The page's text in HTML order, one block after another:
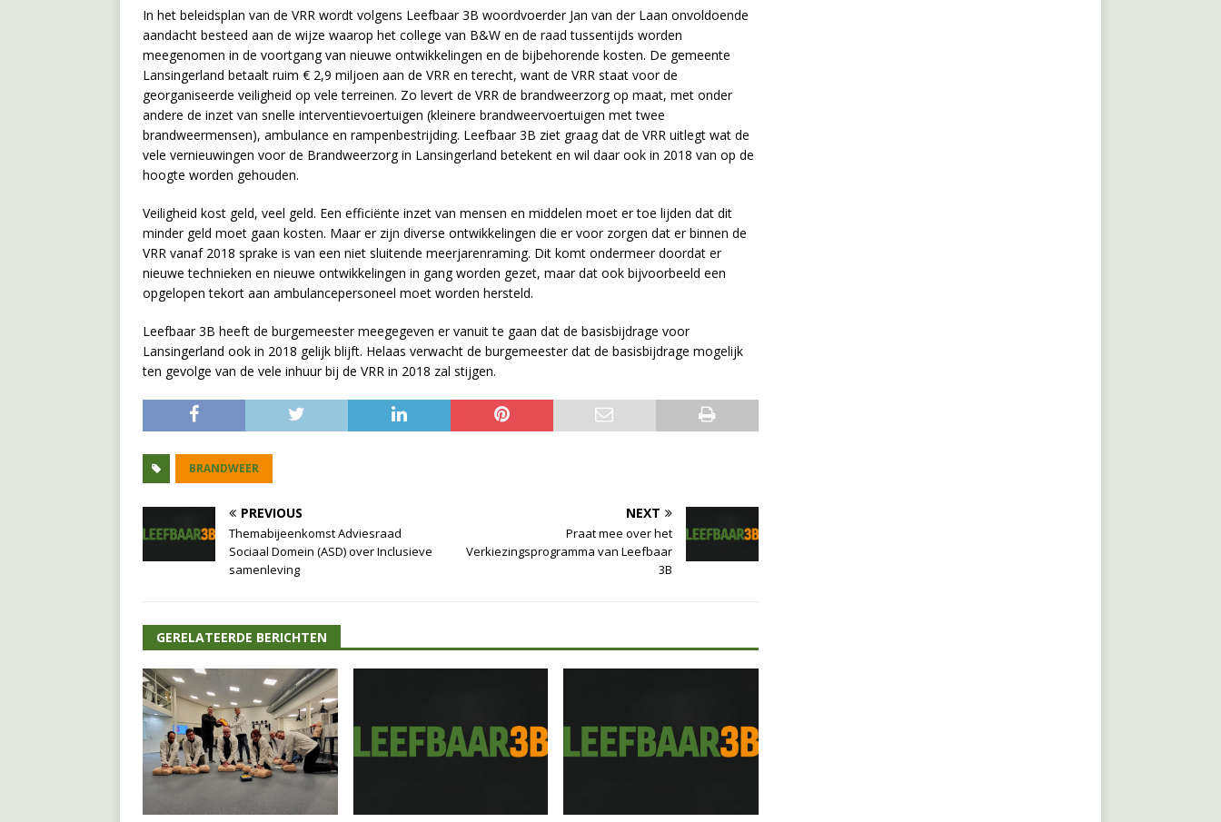
In het beleidsplan van de VRR wordt volgens Leefbaar 3B woordvoerder Jan van der Laan onvoldoende
aandacht besteed aan de wijze waarop het college van B&W en de raad tussentijds worden
meegenomen in de voortgang van nieuwe ontwikkelingen en de bijbehorende kosten. De gemeente
Lansingerland betaalt ruim € 2,9 miljoen aan de VRR en terecht, want de VRR staat voor de
georganiseerde veiligheid op vele terreinen. Zo levert de VRR de brandweerzorg op maat, met onder
andere de inzet van snelle interventievoertuigen (kleinere brandweervoertuigen met twee
brandweermensen), ambulance en rampenbestrijding. Leefbaar 3B ziet graag dat de VRR uitlegt wat de
vele vernieuwingen voor de Brandweerzorg in Lansingerland betekent en wil daar ook in 2018 van op de
hoogte worden gehouden.
Veiligheid kost geld, veel geld. Een efficiënte inzet van mensen en middelen moet er toe lijden dat dit
minder geld moet gaan kosten. Maar er zijn diverse ontwikkelingen die er voor zorgen dat er binnen de
VRR vanaf 2018 sprake is van een niet sluitende meerjarenraming. Dit komt ondermeer doordat er
nieuwe technieken en nieuwe ontwikkelingen in gang worden gezet, maar dat ook bijvoorbeeld een
opgelopen tekort aan ambulancepersoneel moet worden hersteld.
Leefbaar 3B heeft de burgemeester meegegeven er vanuit te gaan dat de basisbijdrage voor
Lansingerland ook in 2018 gelijk blijft. Helaas verwacht de burgemeester dat de basisbijdrage mogelijk
ten gevolge van de vele inhuur bij de VRR in 2018 zal stijgen.
BRANDWEER
PREVIOUS
Themabijeenkomst Adviesraad
Sociaal Domein (ASD) over Inclusieve
samenleving
NEXT
Praat mee over het
Verkiezingsprogramma van Leefbaar
3B
GERELATEERDE BERICHTEN